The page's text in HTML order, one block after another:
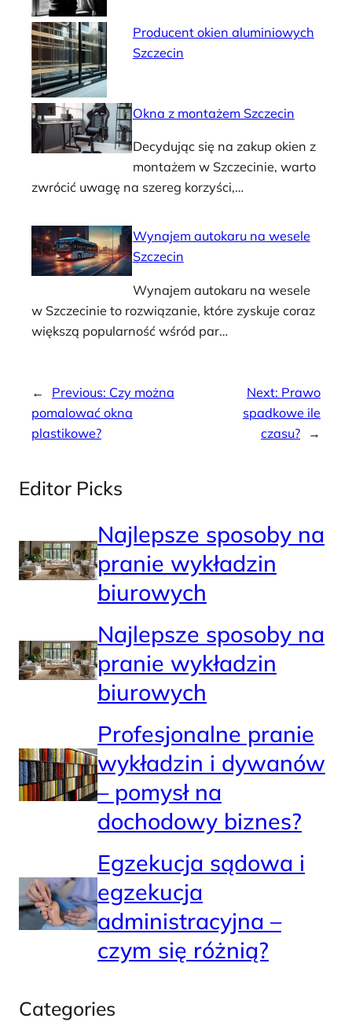
Producent okien aluminiowych
Szczecin
Okna z montażem Szczecin
Decydując się na zakup okien z
montażem w Szczecinie, warto
zwrócić uwagę na szereg korzyści,…
Wynajem autokaru na wesele
Szczecin
Wynajem autokaru na wesele
w Szczecinie to rozwiązanie, które zyskuje coraz
większą popularność wśród par…
← Previous: Czy można
pomalować okna
plastikowe?
Next: Prawo
spadkowe ile
czasu?
→
Editor Picks
Najlepsze sposoby na
pranie wykładzin
biurowych
Najlepsze sposoby na
pranie wykładzin
biurowych
Profesjonalne pranie
wykładzin i dywanów
– pomysł na
dochodowy biznes?
Egzekucja sądowa i
egzekucja
administracyjna –
czym się różnią?
Categories